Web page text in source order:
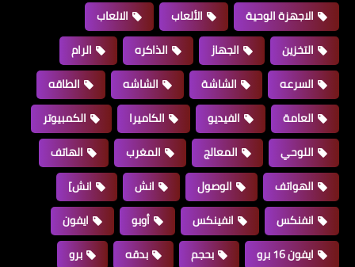
الاجهزة الوحية
الألعاب
الالعاب
التخزين
الجهاز الذاكره
الرام
السرعه
الشاشة الشاشه
الطاقه
العامة
الفيديو الكاميرا
الكمبيوتر
اللوحي
المعالج المغرب
الهاتف
الهواتف
الوصول انش
انش]
انفنكس
انفينكس أوبو
ايفون
ايفون 16 برو
بحجم بدقه
برو